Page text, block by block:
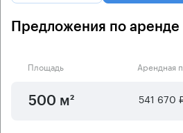
Предложения по аренде
Площадь Арендная
500 м² 541 670